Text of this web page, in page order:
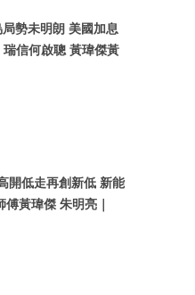
局勢未明朗 美國加息
信何啟聰 黃瑋傑黃
開低走再創新低 新能
黃瑋傑 朱明亮｜